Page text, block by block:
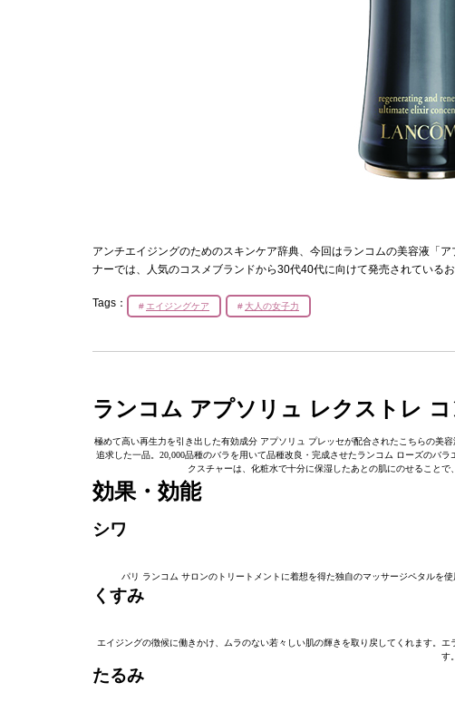
アンチエイジングのためのスキンケア辞典、今回はランコムの美容液「
ナーでは、人気のコスメブランドから30代40代に向けて発売されている
Tags： エイジングケア 大人の女子力
ランコム アプソリュ レクストレ
極めて高い再生力を引き出した有効成分 アプソリュ プレッセが配合されたこちらの美
追求した一品。20,000品種のバラを用いて品種改良・完成させたランコム ローズのバ
クスチャーは、化粧水で十分に保湿したあとの肌にのせること
効果・効能
シワ
パリ ランコム サロンのトリートメントに着想を得た独自のマッサージペタルを
くすみ
エイジングの徴候に働きかけ、ムラのない若々しい肌の輝きを取り戻してくれます。
す。
たるみ